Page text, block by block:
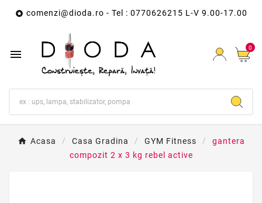
 comenzi@dioda.ro - Tel : 0770626215 L-V 9.00-17.00
 0
Acasa Casa Gradina GYM Fitness
gantera
compozit 2 x 3 kg rebel active